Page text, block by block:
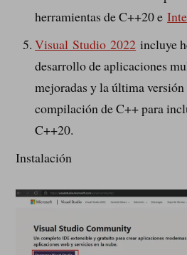
herramientas de C++20 e
Visual Studio 2022 incluye
desarrollo de aplicaciones
mejoradas y la última
compilación de C++ para
C++20.
Instalación